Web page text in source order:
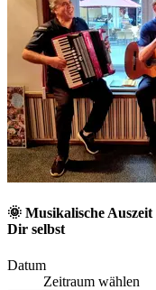
🌞 Musikalische
Dir selbst
Datum
Zeitraum wählen